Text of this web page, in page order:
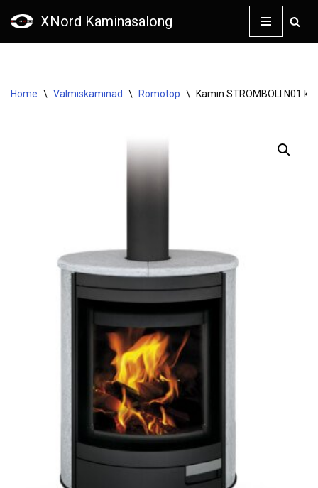
XNord Kaminasalong
Home \ Valmiskaminad \ Romotop \ Kamin STROMBOLI N01 kivi